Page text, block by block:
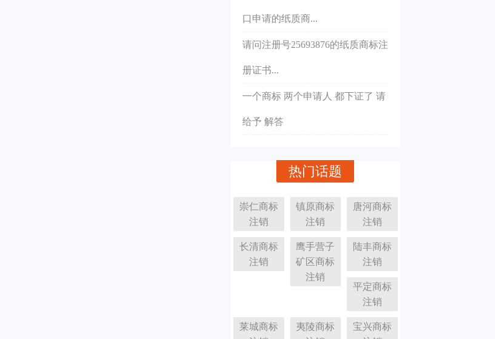
口申请的纸质商...
请问注册号25693876的纸质商标注
册证书...
一个商标 两个申请人 都下证了 请
给予 解答
热门话题
崇仁商标
注销
镇原商标
注销
唐河商标
注销
长清商标
注销
鹰手营子
矿区商标
注销
陆丰商标
注销
平定商标
注销
莱城商标
夷陵商标
宝兴商标